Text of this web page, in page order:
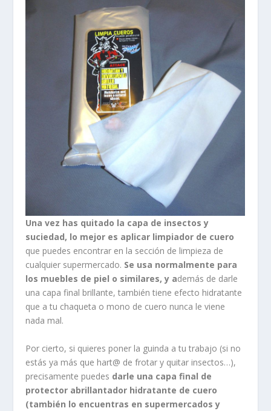
Una vez has quitado la capa de insectos y
suciedad, lo mejor es aplicar limpiador de cuero
que puedes encontrar en la sección de limpieza de
cualquier supermercado. Se usa normalmente para
los muebles de piel o similares, y además de darle
una capa final brillante, también tiene efecto hidratante
que a tu chaqueta o mono de cuero nunca le viene
nada mal.
Por cierto, si quieres poner la guinda a tu trabajo (si no
estás ya más que hart@ de frotar y quitar insectos…),
precisamente puedes darle una capa final de
protector abrillantador hidratante de cuero
(también lo encuentras en supermercados y